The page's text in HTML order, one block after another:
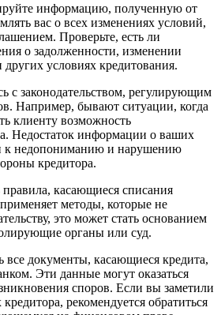
информацию, полученную от
вас о всех изменениях условий,
Проверьте, есть ли
о задолженности, изменении
условиях кредитования.
с законодательством, регулирующим
Например, бывают ситуации, когда
клиенту возможность
Недостаток информации о ваших
к недопониманию и нарушению
кредитора.
касающиеся списания
методы, которые не
это может стать основанием
органы или суд.
все документы, касающиеся кредита,
Эти данные могут оказаться
споров. Если вы заметили
рекомендуется обратиться